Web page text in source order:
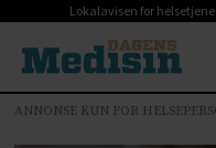
Lokalavisen for
ANNONSE KUN FOR